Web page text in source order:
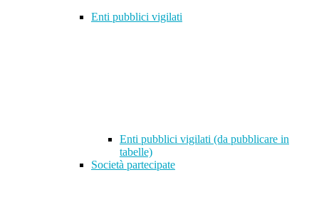
Enti pubblici vigilati
Enti pubblici vigilati (da pubblicare in
tabelle)
Società partecipate